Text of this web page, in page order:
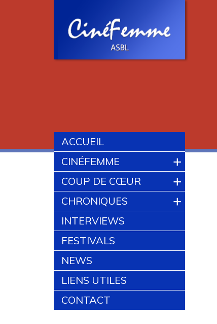
ACCUEIL
CINÉFEMME
+
COUP DE CŒUR +
CHRONIQUES +
INTERVIEWS
FESTIVALS
NEWS
LIENS UTILES
CONTACT